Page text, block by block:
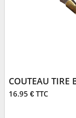
16.95 € TTC